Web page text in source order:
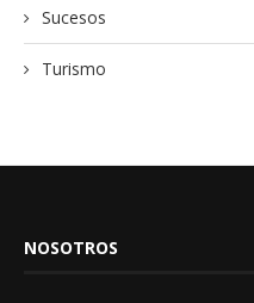
Sucesos
Turismo
NOSOTROS